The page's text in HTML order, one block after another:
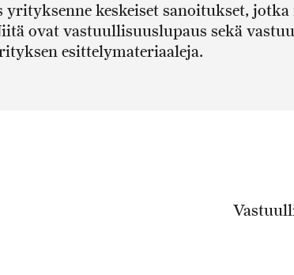
yrityksenne keskeiset sanoitukset,
ovat vastuullisuuslupaus sekä
esittelymateriaaleja.